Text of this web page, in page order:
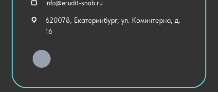
Уличное оборудование
Хозяйственные Товары
Столовая и пищеблок
info@erudit-snab.ru
620078, Екатеринбург, ул. Коминтерна, д.
16